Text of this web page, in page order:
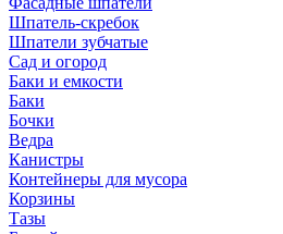
Шпатель-скребок
Шпатели зубчатые
Сад и огород
Баки и емкости
Баки
Бочки
Ведра
Канистры
Контейнеры для мусора
Корзины
Тазы